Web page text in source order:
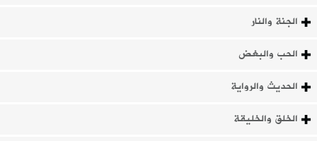
الجنة والنار
الحب والبغض
الحديث والرواية
الخلق والخليقة